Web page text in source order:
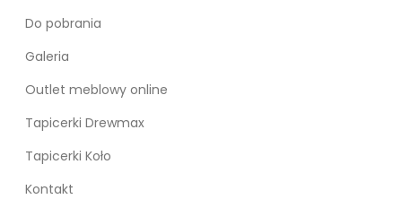
Do pobrania
Galeria
Outlet meblowy online
Tapicerki Drewmax
Tapicerki Koło
Kontakt